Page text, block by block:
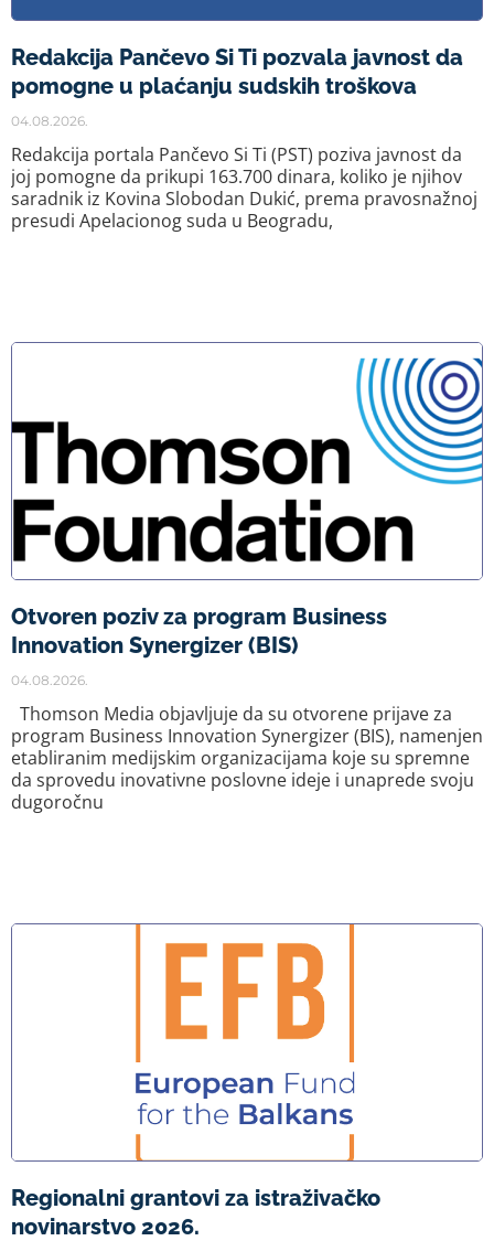
Redakcija Pančevo Si Ti pozvala javnost da
pomogne u plaćanju sudskih troškova
04.08.2026.
Redakcija portala Pančevo Si Ti (PST) poziva javnost da
joj pomogne da prikupi 163.700 dinara, koliko je njihov
saradnik iz Kovina Slobodan Dukić, prema pravosnažnoj
presudi Apelacionog suda u Beogradu,
Otvoren poziv za program Business
Innovation Synergizer (BIS)
04.08.2026.
Thomson Media objavljuje da su otvorene prijave za
program Business Innovation Synergizer (BIS), namenjen
etabliranim medijskim organizacijama koje su spremne
da sprovedu inovativne poslovne ideje i unaprede svoju
dugoročnu
Regionalni grantovi za istraživačko
novinarstvo 2026.